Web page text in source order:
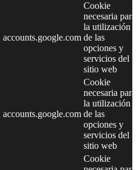
accounts.google.com
Cookie
necesaria para
la utilización
de las
opciones y
servicios del
sitio web
accounts.google.com
Cookie
necesaria para
la utilización
de las
opciones y
servicios del
sitio web
Cookie